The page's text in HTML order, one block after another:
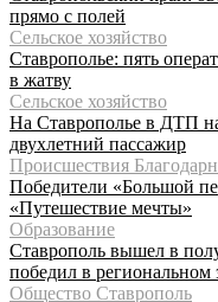
прямо с полей
Сельское хозяйство
Ставрополье: пять
в жатву
Сельское хозяйство
На Ставрополье в ДТП
двухлетний пассажир
Происшествия
Победители «Большой
«Путешествие мечты»
Образование
Ставрополь вышел в
победил в региональном
Общество Ставрополь